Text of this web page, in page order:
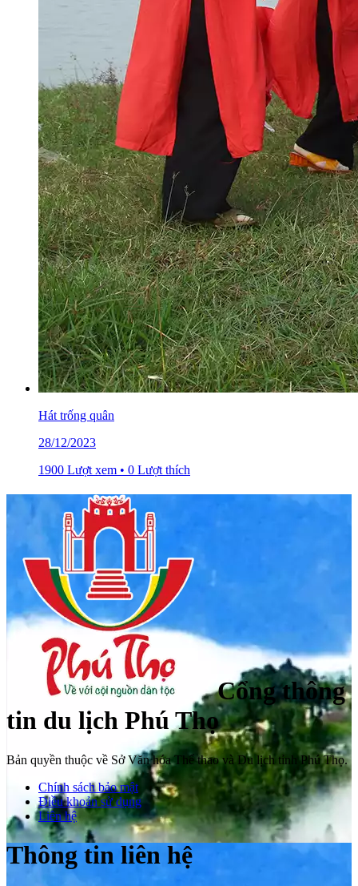
Hát trống quân
28/12/2023
1900 Lượt xem • 0 Lượt thích
Cổng thông
tin du lịch Phú Thọ
Bản quyền thuộc về Sở Văn hóa Thể thao và Du lịch tỉnh Phú Thọ.
Chính sách bảo mật
Điều khoản sử dụng
Liên hệ
Thông tin liên hệ